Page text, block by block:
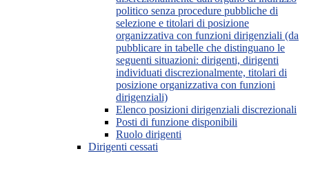
politico senza procedure pubbliche di
selezione e titolari di posizione
organizzativa con funzioni dirigenziali (da
pubblicare in tabelle che distinguano le
seguenti situazioni: dirigenti, dirigenti
individuati discrezionalmente, titolari di
posizione organizzativa con funzioni
dirigenziali)
Elenco posizioni dirigenziali discrezionali
Posti di funzione disponibili
Ruolo dirigenti
Dirigenti cessati